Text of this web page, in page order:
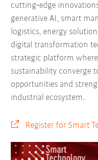
cutting‑edge
generative AI, smart
logistics, energy
digital transformation
strategic platform
sustainability converge
opportunities and
industrial ecosystem.
Register for Smart